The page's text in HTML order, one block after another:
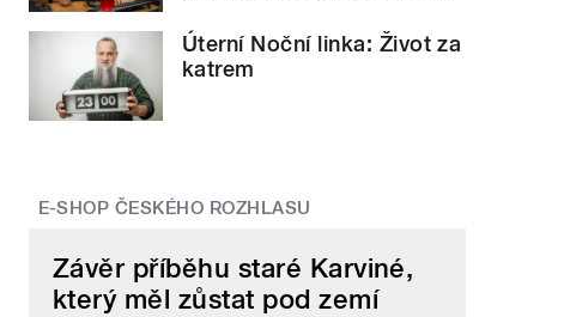
Úterní Noční linka: Život za
katrem
E-SHOP ČESKÉHO ROZHLASU
Závěr příběhu staré Karviné,
který měl zůstat pod zemí